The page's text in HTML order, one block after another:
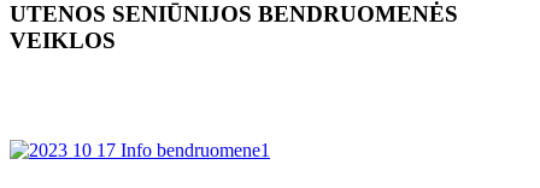
UTENOS SENIŪNIJOS BENDRUOMENĖS
VEIKLOS